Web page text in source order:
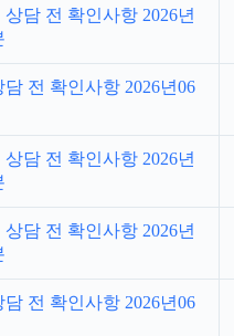
담 전 확인사항 2026년
전 확인사항 2026년06
담 전 확인사항 2026년
담 전 확인사항 2026년
전 확인사항 2026년06